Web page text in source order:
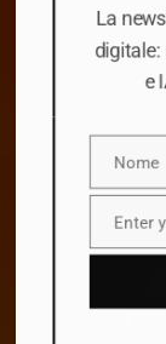
La
digitale:
e
Nome
Email
Enter